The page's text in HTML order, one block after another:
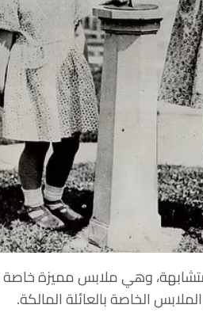
متشابهة، وهي ملابس مميزة
الخاصة بالعائلة المالكة.